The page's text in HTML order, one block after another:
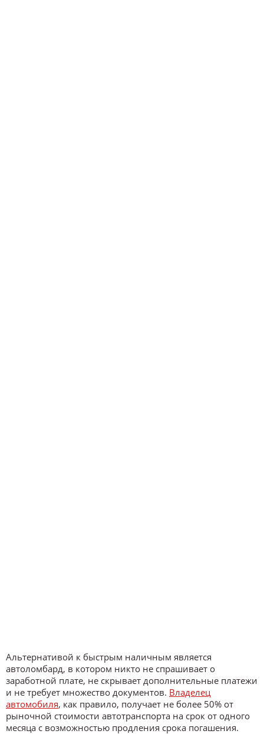
Альтернативой к быстрым наличным является
автоломбард, в котором никто не спрашивает о
заработной плате, не скрывает дополнительные платежи
и не требует множество документов. Владелец
автомобиля, как правило, получает не более 50% от
рыночной стоимости автотранспорта на срок от одного
месяца с возможностью продления срока погашения.